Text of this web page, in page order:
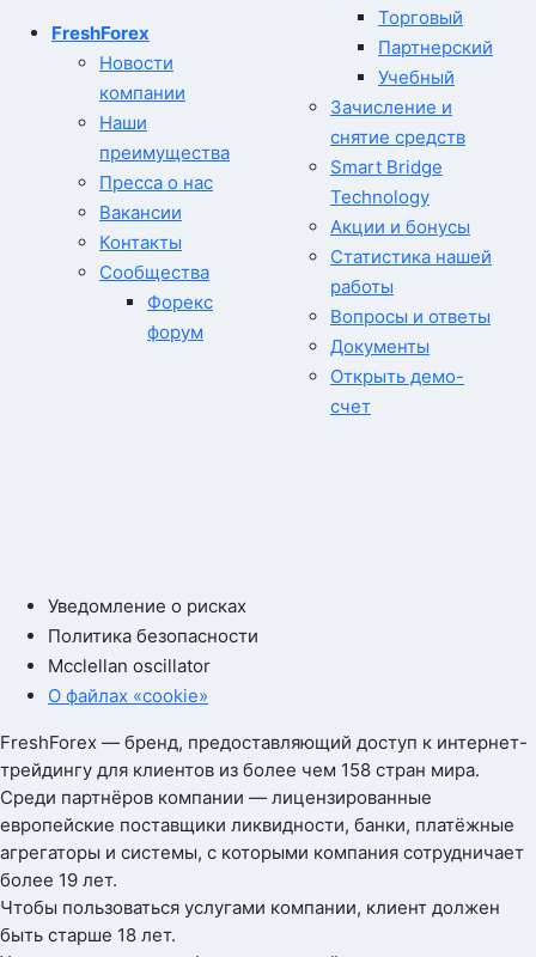
FreshForex
Новости
компании
Наши
преимущества
Пресса о нас
Вакансии
Контакты
Сообщества
Форекс
форум
Торговый
Партнерский
Учебный
Зачисление и
снятие средств
Smart Bridge
Technology
Акции и бонусы
Статистика нашей
работы
Вопросы и ответы
Документы
Открыть демо-
счет
Уведомление о рисках
Политика безопасности
Mcclellan oscillator
О файлах «cookie»
FreshForex — бренд, предоставляющий доступ к интернет-
трейдингу для клиентов из более чем 158 стран мира.
Среди партнёров компании — лицензированные
европейские поставщики ликвидности, банки, платёжные
агрегаторы и системы, с которыми компания сотрудничает
более 19 лет.
Чтобы пользоваться услугами компании, клиент должен
быть старше 18 лет.